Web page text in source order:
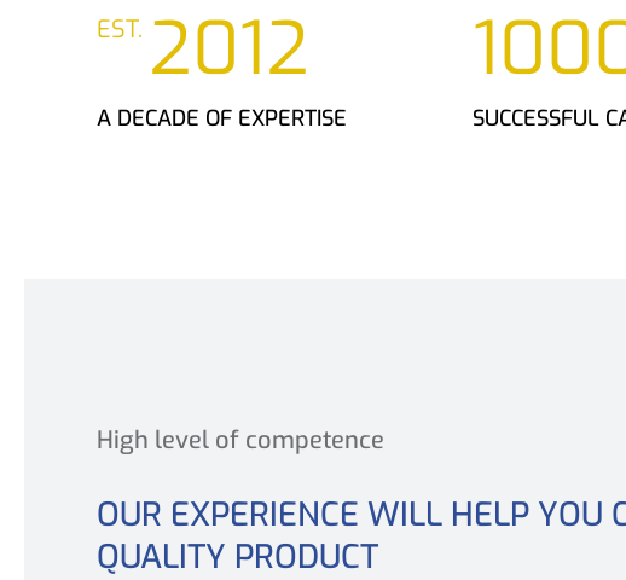
EST. 2012
A DECADE OF EXPERTISE SUCCESSFUL
High level of competence
OUR EXPERIENCE WILL HELP YOU
QUALITY PRODUCT